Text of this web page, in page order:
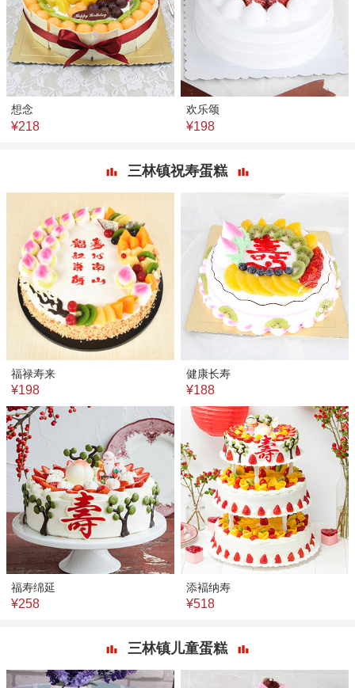
想念
¥218
欢乐颂
¥198
三林镇祝寿蛋糕
福禄寿来
¥198
健康长寿
¥188
福寿绵延
¥258
添褔纳寿
¥518
三林镇儿童蛋糕